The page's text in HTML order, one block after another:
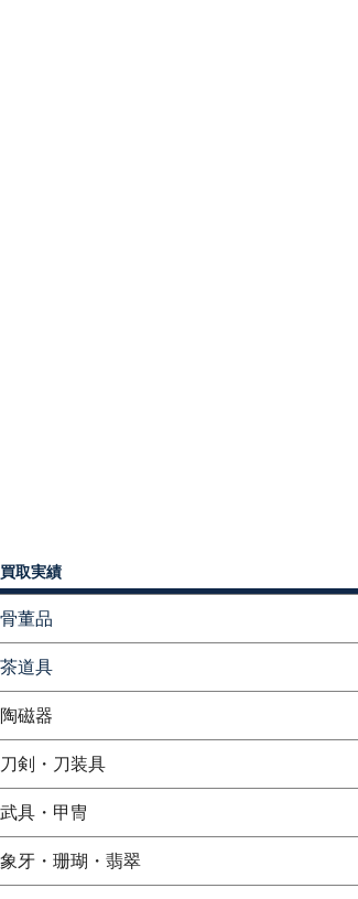
買取実績
骨董品
茶道具
陶磁器
刀剣・刀装具
武具・甲冑
象牙・珊瑚・翡翠